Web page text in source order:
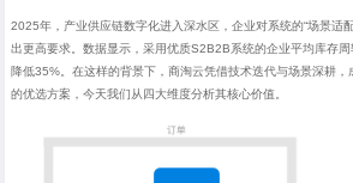
2025年，产业供应链数字化进入深水区，企业对系统的“场景适
出更高要求。数据显示，采用优质S2B2B系统的企业平均库存
降低35%。在这样的背景下，商淘云凭借技术迭代与场景深耕，
的优选方案，今天我们从四大维度分析其核心价值。